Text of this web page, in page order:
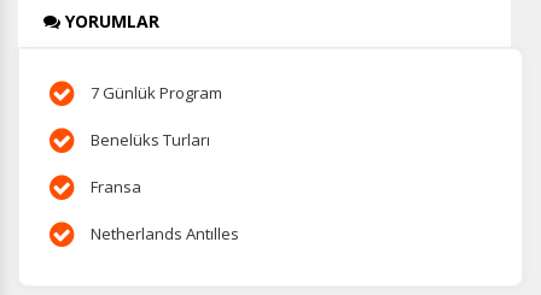
YORUMLAR
7 Günlük Program
Benelüks Turları
Fransa
Netherlands Antılles